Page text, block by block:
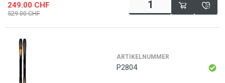
249.00 CHF
529.00 CHF
ARTIKELNUMMER
P2804